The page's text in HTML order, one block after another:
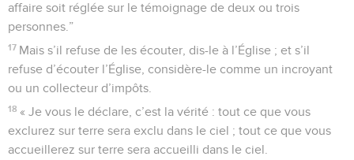
affaire soit réglée sur le témoignage de deux ou trois
personnes.”
17 Mais s’il refuse de les écouter, dis-le à l’Église ; et s’il
refuse d’écouter l’Église, considère-le comme un incroyant
ou un collecteur d’impôts.
18 « Je vous le déclare, c’est la vérité : tout ce que vous
exclurez sur terre sera exclu dans le ciel ; tout ce que vous
accueillerez sur terre sera accueilli dans le ciel.